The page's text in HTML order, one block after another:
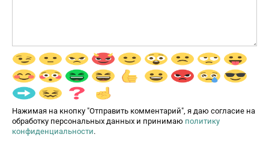
Нажимая на кнопку "Отправить комментарий", я даю согласие на
обработку персональных данных и принимаю политику
конфиденциальности.